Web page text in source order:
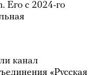
Его с 2024-го
канал
«Русская